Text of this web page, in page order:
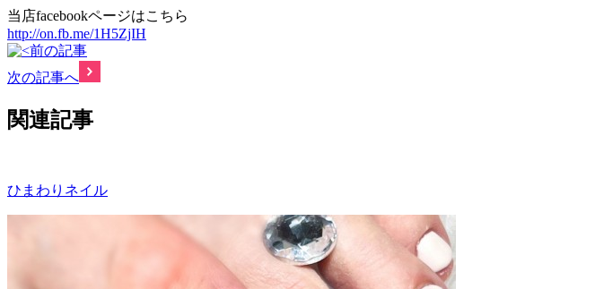
当店facebookページはこちら
http://on.fb.me/1H5ZjIH
前の記事
次の記事へ
関連記事
ひまわりネイル